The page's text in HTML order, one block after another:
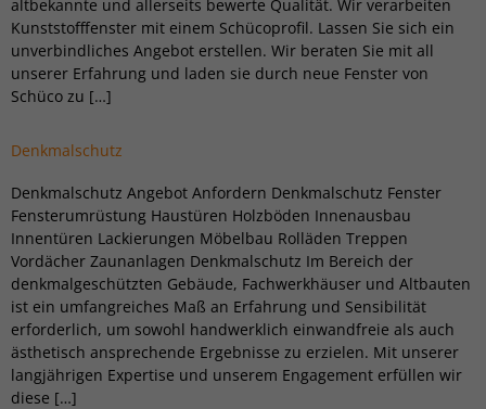
altbekannte und allerseits bewerte Qualität. Wir verarbeiten
Kunststofffenster mit einem Schücoprofil. Lassen Sie sich ein
unverbindliches Angebot erstellen. Wir beraten Sie mit all
unserer Erfahrung und laden sie durch neue Fenster von
Schüco zu […]
Denkmalschutz
Denkmalschutz Angebot Anfordern Denkmalschutz Fenster
Fensterumrüstung Haustüren Holzböden Innenausbau
Innentüren Lackierungen Möbelbau Rolläden Treppen
Vordächer Zaunanlagen Denkmalschutz Im Bereich der
denkmalgeschützten Gebäude, Fachwerkhäuser und Altbauten
ist ein umfangreiches Maß an Erfahrung und Sensibilität
erforderlich, um sowohl handwerklich einwandfreie als auch
ästhetisch ansprechende Ergebnisse zu erzielen. Mit unserer
langjährigen Expertise und unserem Engagement erfüllen wir
diese […]